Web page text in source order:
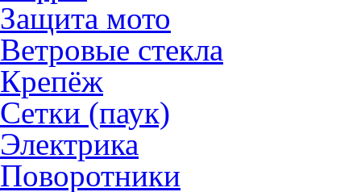
Защита мото
Ветровые стекла
Крепёж
Сетки (паук)
Электрика
Поворотники